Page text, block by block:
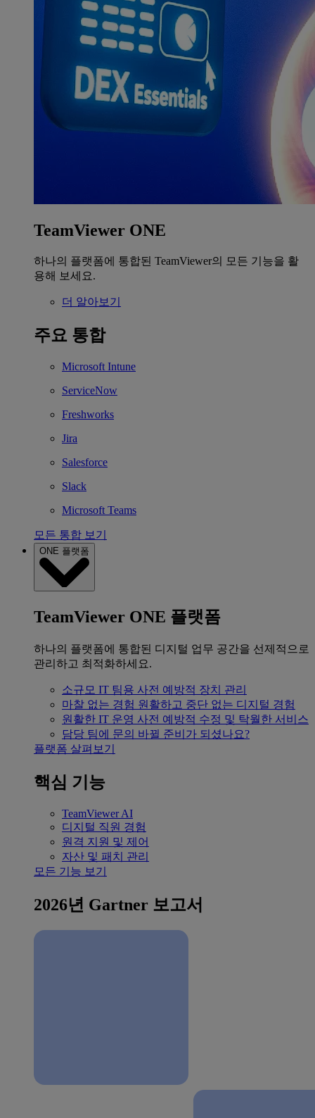
TeamViewer ONE
하나의 플랫폼에 통합된 TeamViewer의 모든 기능을 활
용해 보세요.
더 알아보기
주요 통합
Microsoft Intune
ServiceNow
Freshworks
Jira
Salesforce
Slack
Microsoft Teams
모든 통합 보기
ONE 플랫폼
TeamViewer ONE 플랫폼
하나의 플랫폼에 통합된 디지털 업무 공간을 선제적으로
관리하고 최적화하세요.
소규모 IT 팀용 사전 예방적 장치 관리
마찰 없는 경험 원활하고 중단 없는 디지털 경험
원활한 IT 운영 사전 예방적 수정 및 탁월한 서비스
담당 팀에 문의 바뀔 준비가 되셨나요?
플랫폼 살펴보기
핵심 기능
TeamViewer AI
디지털 직원 경험
원격 지원 및 제어
자산 및 패치 관리
모든 기능 보기
2026년 Gartner 보고서